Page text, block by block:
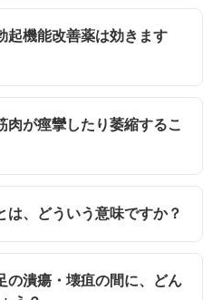
機能改善薬は効きます
が痙攣したり萎縮するこ
、どういう意味ですか？
潰瘍・壊疽の間に、どん